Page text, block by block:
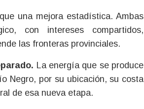
una mejora estadística. Ambas
con intereses compartidos,
las fronteras provinciales.
La energía que se produce
Negro, por su ubicación, su costa
de esa nueva etapa.